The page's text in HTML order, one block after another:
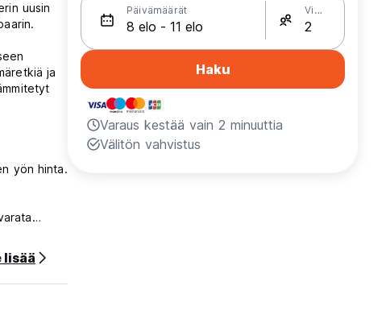
uusin
ja
yön hinta.
lisää
Päivämäärät Vieraat
Haku
Varaus kestää vain 2 minuuttia
Välitön vahvistus